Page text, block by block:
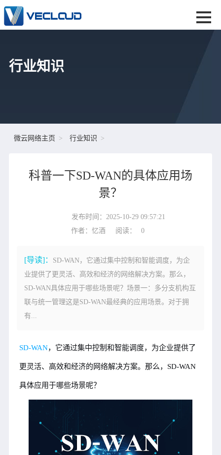
行业知识
微云网络主页 行业知识
科普一下SD-WAN的具体应用场
景？
发布时间：2025-10-29 09:57:21
作者：忆酒
阅读： 0
[导读]：
SD-WAN，它通过集中控制和智能调度，为企
业提供了更灵活、高效和经济的网络解决方案。那么，
SD-WAN具体应用于哪些场景呢？场景一：多分支机构互
联与统一管理这是SD-WAN最经典的应用场景。对于拥
有...
SD-WAN，它通过集中控制和智能调度，为企业提供了
更灵活、高效和经济的网络解决方案。那么，SD-WAN
具体应用于哪些场景呢？